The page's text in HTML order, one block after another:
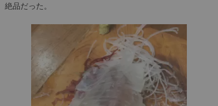
絶品だった。